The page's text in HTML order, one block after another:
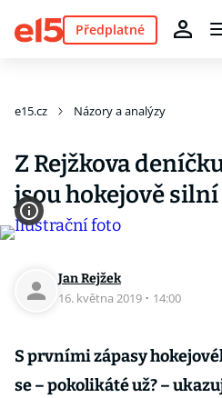
Předplatné
e15.cz Názory a analýzy
Z Rejžkova
jsou hokejově
Jan Rejžek
16. května 2019 · 14:00
S prvními zápasy
se – pokolikáté už? –